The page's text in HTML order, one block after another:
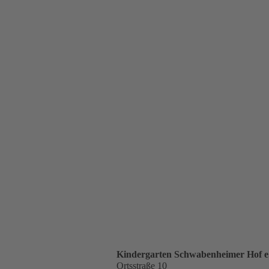
Kindergarten Schwabenheimer Hof
Ortsstraße 10